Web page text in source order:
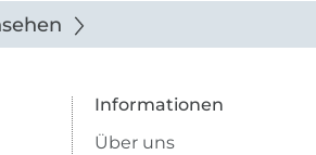
auch die Firma empfehlen.
Informationen
Über uns